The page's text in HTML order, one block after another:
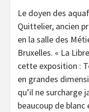
Le doyen des
Quittelier, ancien
en la salle des
Bruxelles. « La
cette exposition :
en grandes
qu’il ne surcharge
beaucoup de